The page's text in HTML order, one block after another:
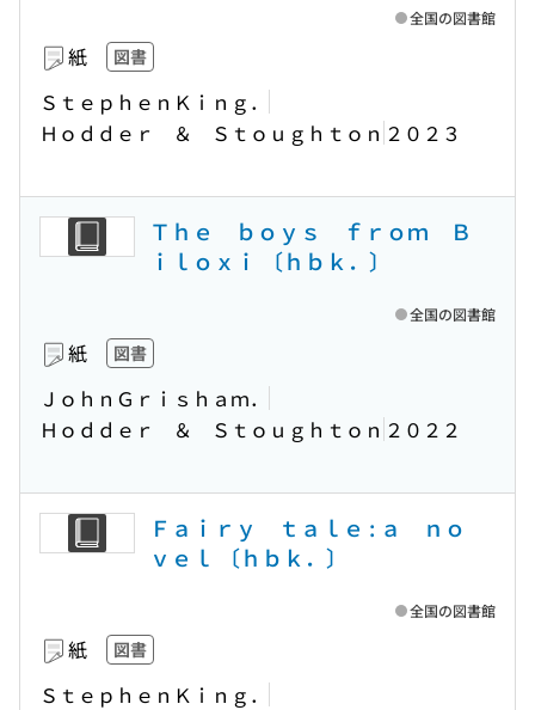
紙 図書
ＳｔｅｐｈｅｎＫｉｎｇ．
Ｈｏｄｄｅｒ ＆ Ｓｔｏｕｇｈｔｏｎ ２０２３
全国の図書館
Ｔｈｅ ｂｏｙｓ ｆｒｏｍ Ｂ
ｉｌｏｘｉ 〔ｈｂｋ．〕
紙 図書
ＪｏｈｎＧｒｉｓｈａｍ．
Ｈｏｄｄｅｒ ＆ Ｓｔｏｕｇｈｔｏｎ ２０２２
全国の図書館
Ｆａｉｒｙ ｔａｌｅ : ａ ｎｏ
ｖｅｌ 〔ｈｂｋ．〕
紙 図書
ＳｔｅｐｈｅｎＫｉｎｇ．
全国の図書館